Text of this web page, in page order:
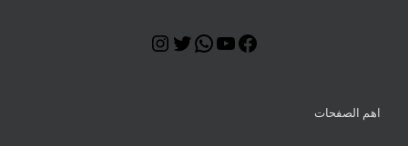
Facebook
YouTube
WhatsApp
Twitter
اهم الصفحات